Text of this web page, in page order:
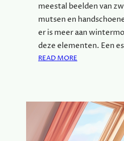
meestal beelden van
mutsen en
er is meer aan
deze elementen. Een
READ MORE
I
S
C